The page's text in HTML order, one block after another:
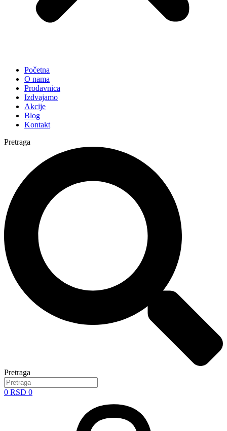
Početna
O nama
Prodavnica
Izdvajamo
Akcije
Blog
Kontakt
Pretraga
Pretraga
0 RSD 0